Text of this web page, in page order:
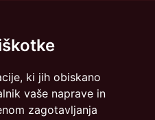
ki jih obiskano
vaše naprave in
zagotavljanja